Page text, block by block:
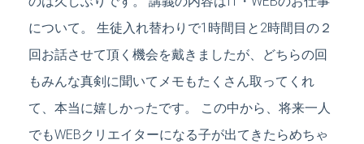
について。 生徒入れ替わりで1時間目と2時間目の２
回お話させて頂く機会を戴きましたが、どちらの回
もみんな真剣に聞いてメモもたくさん取ってくれ
て、本当に嬉しかったです。 この中から、将来一人
でもWEBクリエイターになる子が出てきたらめちゃ